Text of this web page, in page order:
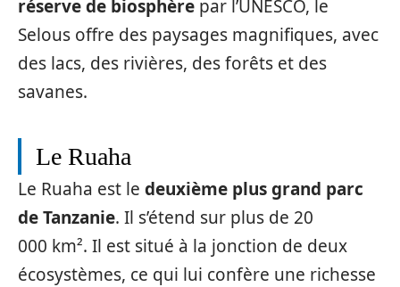
réserve de biosphère par l’UNESCO, le
Selous offre des paysages magnifiques, avec
des lacs, des rivières, des forêts et des
savanes.
Le Ruaha
Le Ruaha est le deuxième plus grand parc
de Tanzanie. Il s’étend sur plus de 20
000 km². Il est situé à la jonction de deux
écosystèmes, ce qui lui confère une richesse